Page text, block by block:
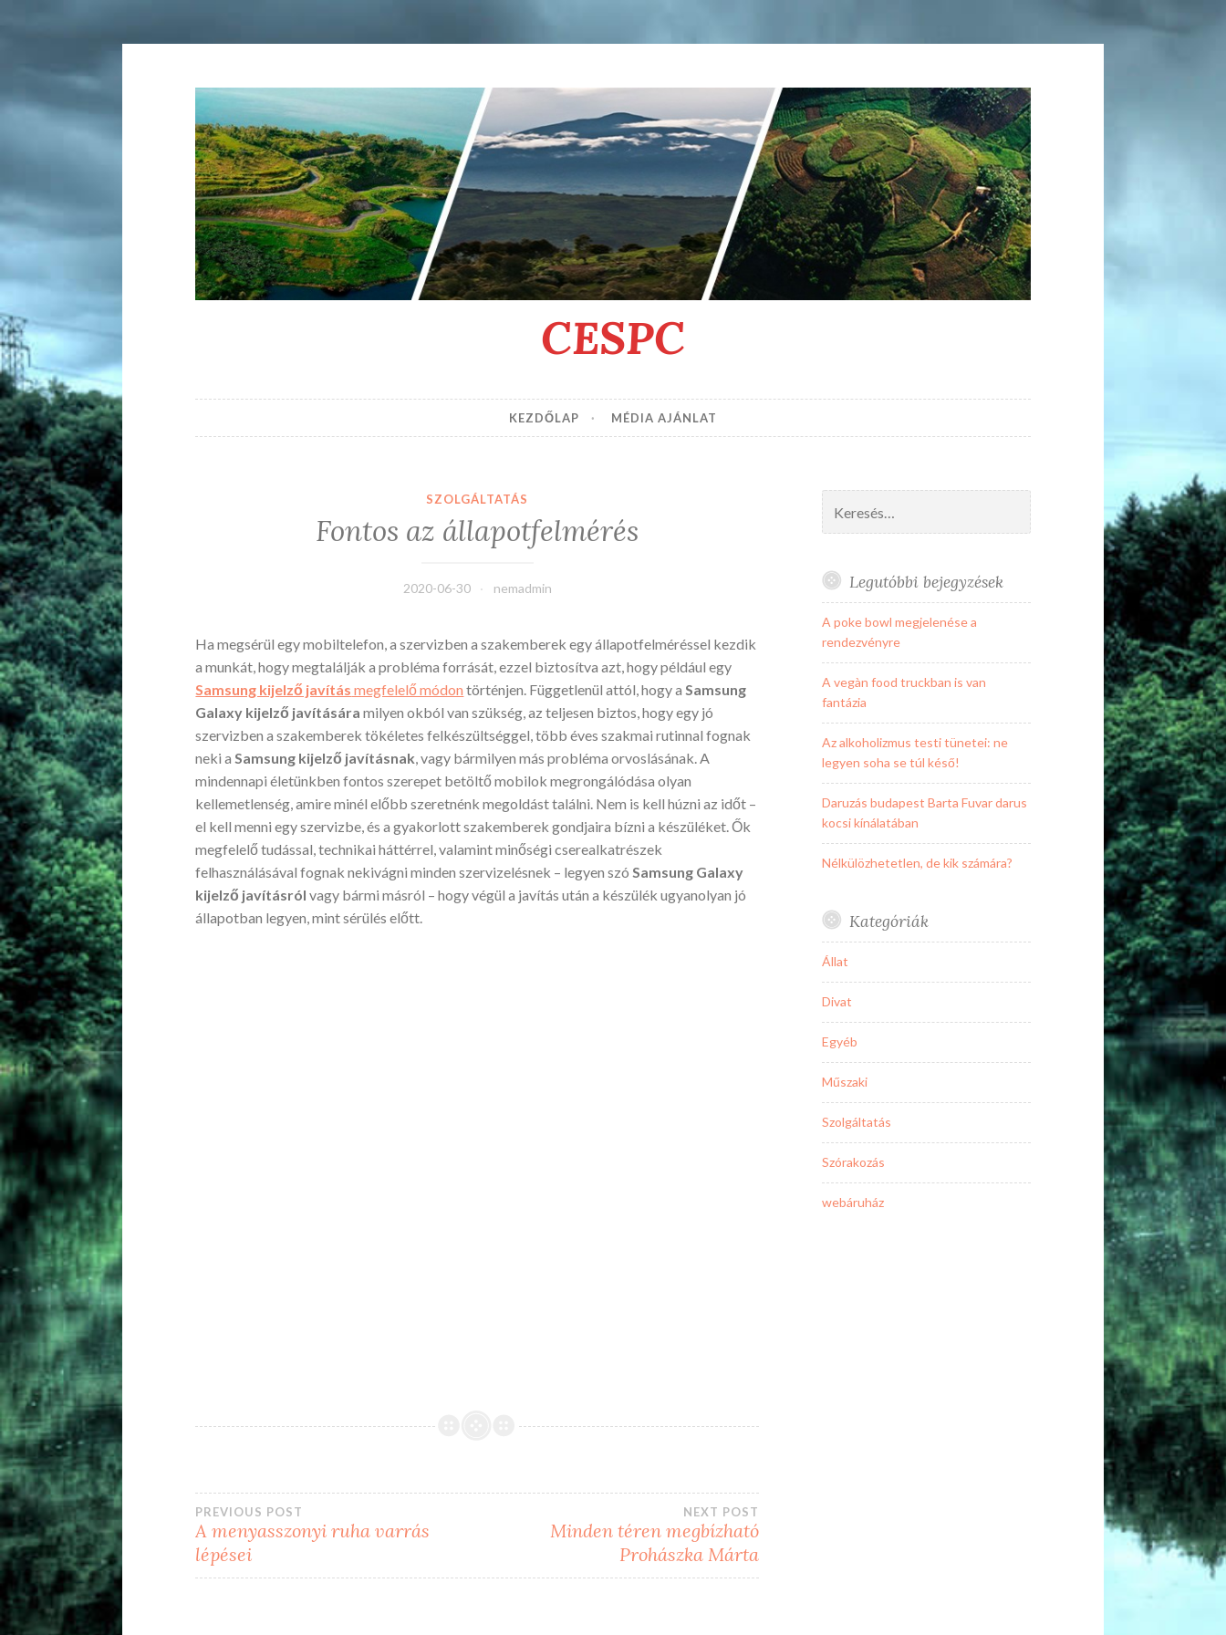
Tartalomhoz
CESPC
KEZDŐLAP MÉDIA AJÁNLAT
SZOLGÁLTATÁS
Fontos az állapotfelmérés
2020-06-30 nemadmin
Ha megsérül egy mobiltelefon, a szervizben a szakemberek egy állapotfelméréssel kezdik
a munkát, hogy megtalálják a probléma forrását, ezzel biztosítva azt, hogy például egy
Samsung kijelző javítás megfelelő módon történjen. Függetlenül attól, hogy aSamsung
Galaxy kijelző javítására milyen okból van szükség, az teljesen biztos, hogy egy jó
szervizben a szakemberek tökéletes felkészültséggel, több éves szakmai rutinnal fognak
neki aSamsung kijelző javításnak, vagy bármilyen más probléma orvoslásának.A
mindennapi életünkben fontos szerepet betöltő mobilok megrongálódása olyan
kellemetlenség, amire minél előbb szeretnénk megoldást találni. Nem is kell húzni az időt –
el kell menni egy szervizbe, és a gyakorlott szakemberek gondjaira bízni a készüléket. Ők
megfelelő tudással, technikai háttérrel, valamint minőségi cserealkatrészek
felhasználásával fognak nekivágni minden szervizelésnek – legyen szóSamsung Galaxy
kijelző javításrólvagy bármi másról – hogy végül a javítás után a készülék ugyanolyan jó
állapotban legyen, mint sérülés előtt.
Bejegyzés
navigáció
PREVIOUS POST
A menyasszonyi ruha varrás
lépései
NEXT POST
Minden téren megbízható
Prohászka Márta
Legutóbbi bejegyzések
A poke bowl megjelenése a
rendezvényre
A vegàn food truckban is van
fantázia
Az alkoholizmus testi tünetei: ne
legyen soha se túl késő!
Daruzás budapest Barta Fuvar darus
kocsi kínálatában
Nélkülözhetetlen, de kik számára?
Kategóriák
Állat
Divat
Egyéb
Műszaki
Szolgáltatás
Szórakozás
webáruház